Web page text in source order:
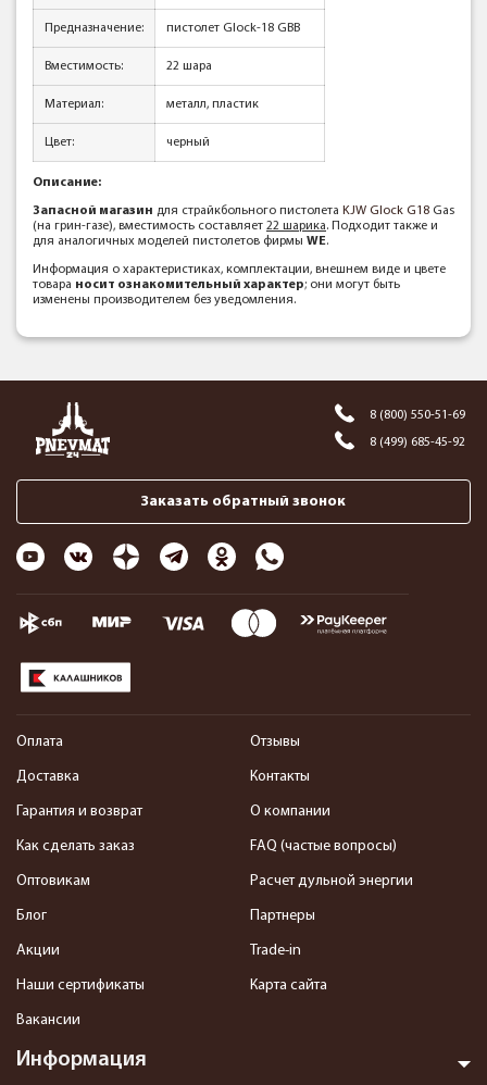
Предназначение: пистолет Glock-18 GBB
Вместимость: 22 шара
Материал: металл, пластик
Цвет: черный
Описание:
Запасной магазин для страйкбольного пистолета KJW Glock G18 Gas
(на грин-газе), вместимость составляет 22 шарика. Подходит также и
для аналогичных моделей пистолетов фирмы WE.
Информация о характеристиках, комплектации, внешнем виде и цвете
товара носит ознакомительный характер; они могут быть
изменены производителем без уведомления.
8 (800) 550-51-69
8 (499) 685-45-92
Заказать обратный звонок
Информация
Оплата
Доставка
Гарантия и возврат
Как сделать заказ
Оптовикам
Блог
Акции
Наши сертификаты
Вакансии
Отзывы
Контакты
О компании
FAQ (частые вопросы)
Расчет дульной энергии
Партнеры
Trade-in
Карта сайта